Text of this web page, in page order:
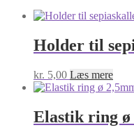
Holder til
kr. 5,00 Læs mere
Elastik ring ø